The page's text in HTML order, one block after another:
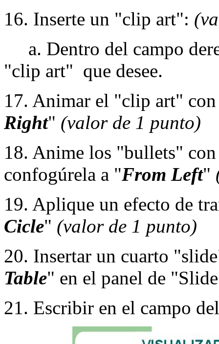
16. Inserte un "clip art":
a. Dentro del campo
"clip art" que desee.
17. Animar el "clip art"
Right" (valor de 1 punto)
18. Anime los "bullets"
confogúrela a "From Left"
19. Aplique un efecto de
Cicle" (valor de 1 punto)
20. Insertar un cuarto
Table" en el panel de
21. Escribir en el campo